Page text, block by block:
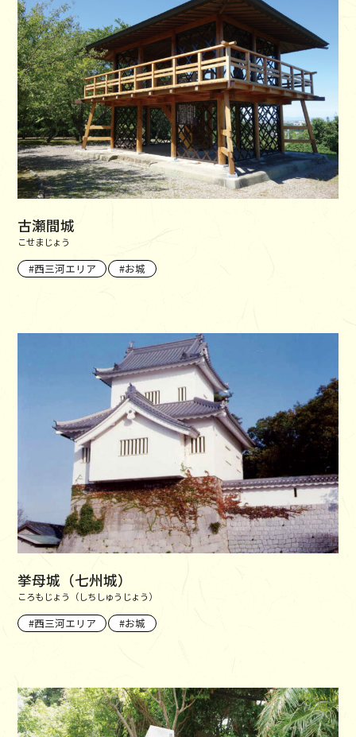
古瀬間城
こせまじょう
西三河エリア お城
挙母城（七州城）
ころもじょう（しちしゅうじょう）
西三河エリア お城